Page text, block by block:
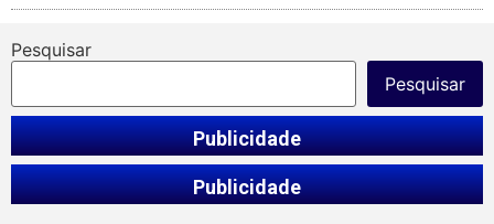
Pesquisar
Pesquisar
Publicidade
Publicidade